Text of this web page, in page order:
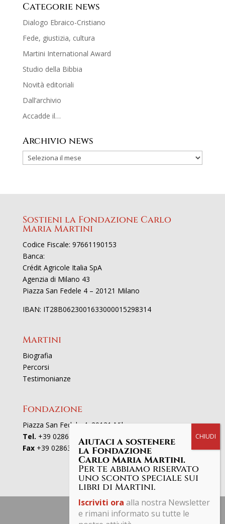
Categorie news
Dialogo Ebraico-Cristiano
Fede, giustizia, cultura
Martini International Award
Studio della Bibbia
Novità editoriali
Dall’archivio
Accadde il…
Archivio news
Sostieni la Fondazione Carlo
Maria Martini
Codice Fiscale: 97661190153
Banca:
Crédit Agricole Italia SpA
Agenzia di Milano 43
Piazza San Fedele 4 – 20121 Milano
IBAN: IT28B0623001633000015298314
Martini
Biografia
Percorsi
Testimonianze
Fondazione
Piazza San Fedele 4, 20121 Milano
Tel. +39 02863521
Fax+39 0286352801Aiutaci a sostenere
la Fondazione
Carlo Maria Martini.
Per te abbiamo riservato
uno sconto speciale sui
libri di Martini.
Iscriviti ora alla nostra Newsletter
e rimani informato su tutte le